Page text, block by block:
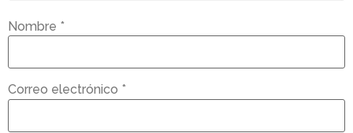
Nombre *
Correo electrónico *